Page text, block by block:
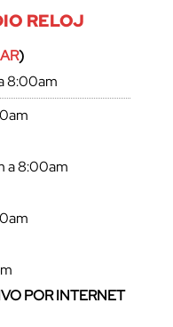
RELOJ
)
8:00am
a 8:00am
POR INTERNET